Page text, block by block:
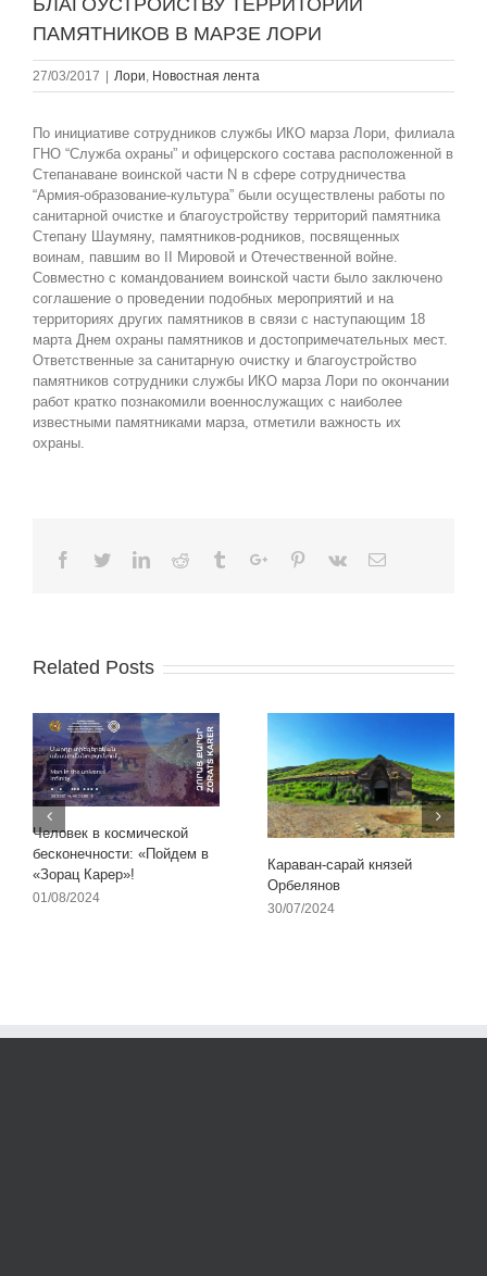
БЛАГОУСТРОЙСТВУ ТЕРРИТОРИЙ
ПАМЯТНИКОВ В МАРЗЕ ЛОРИ
27/03/2017 Лори, Новостная лента
По инициативе сотрудников службы ИКО марза Лори, филиала
ГНО “Служба охраны” и офицерского состава расположенной в
Степанаване воинской части N в сфере сотрудничества
“Армия-образование-культура” были осуществлены работы по
санитарной очистке и благоустройству территорий памятника
Степану Шаумяну, памятников-родников, посвященных
воинам, павшим во II Мировой и Отечественной войне.
Совместно с командованием воинской части было заключено
соглашение о проведении подобных мероприятий и на
территориях других памятников в связи с наступающим 18
марта Днем охраны памятников и достопримечательных мест.
Ответственные за санитарную очистку и благоустройство
памятников сотрудники службы ИКО марза Лори по окончании
работ кратко познакомили военнослужащих с наиболее
известными памятниками марза, отметили важность их
охраны.
Facebook
TwitterLinkedinReddit TumblrGoogle+Pinterest
Vk Email
Related Posts
Человек в космической
бесконечности: «Пойдем в
«Зорац Карер»!
01/08/2024
Караван-сарай князей
Орбелянов
30/07/2024